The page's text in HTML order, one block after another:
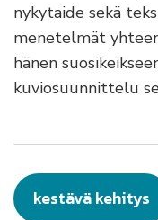
nykytaide sekä
menetelmät
hänen
kuviosuunnittelu
kestävä kehitys